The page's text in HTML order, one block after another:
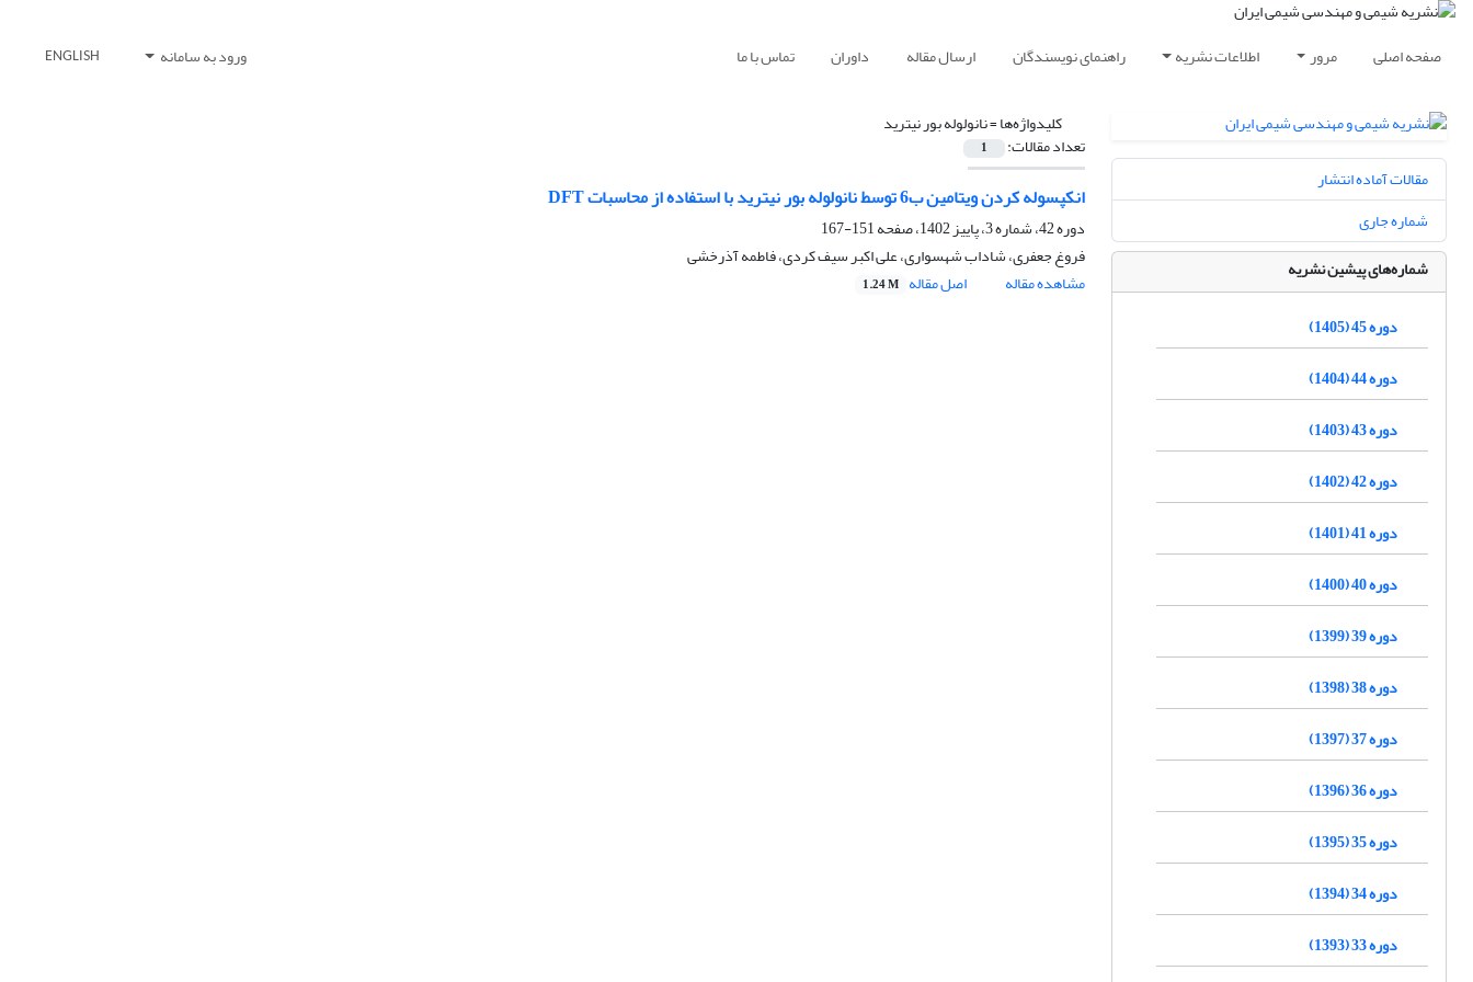
صفحه اصلی مرور اطلاعات نشریه راهنمای نویسندگان ارسال مقاله داوران تماس با ما ورود به سامانه ENGLISH
کلیدواژه‌ها =نانولوله بور نیترید
تعداد مقالات: 1
انکپسوله کردن ویتامین ب6 توسط نانولوله بور نیترید با استفاده از محاسبات DFT
دوره 42، شماره 3، پاییز 1402، صفحه
151-167
فروغ جعفری، شاداب شهسواری، علی اکبر سیف کردی، فاطمه آذرخشی
مشاهده مقاله
اصل مقاله 1.24 M
مقالات آماده انتشار
شماره جاری
شماره‌های پیشین نشریه
دوره 45 (1405)
دوره 44 (1404)
دوره 43 (1403)
دوره 42 (1402)
دوره 41 (1401)
دوره 40 (1400)
دوره 39 (1399)
دوره 38 (1398)
دوره 37 (1397)
دوره 36 (1396)
دوره 35 (1395)
دوره 34 (1394)
دوره 33 (1393)